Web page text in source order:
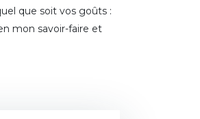
que soit vos goûts :
mon savoir-faire et